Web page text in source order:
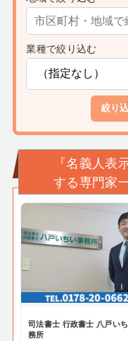
業種で絞り込む
絞り
『名義⼈表
する専門家
司法書士 行政書士 八戸い
務所